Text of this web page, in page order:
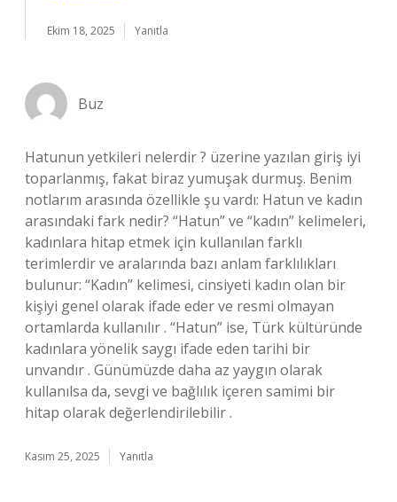
Ekim 18, 2025 Yanıtla
Buz
Hatunun yetkileri nelerdir ? üzerine yazılan giriş iyi
toparlanmış, fakat biraz yumuşak durmuş. Benim
notlarım arasında özellikle şu vardı: Hatun ve kadın
arasındaki fark nedir? “Hatun” ve “kadın” kelimeleri,
kadınlara hitap etmek için kullanılan farklı
terimlerdir ve aralarında bazı anlam farklılıkları
bulunur: “Kadın” kelimesi, cinsiyeti kadın olan bir
kişiyi genel olarak ifade eder ve resmi olmayan
ortamlarda kullanılır . “Hatun” ise, Türk kültüründe
kadınlara yönelik saygı ifade eden tarihi bir
unvandır . Günümüzde daha az yaygın olarak
kullanılsa da, sevgi ve bağlılık içeren samimi bir
hitap olarak değerlendirilebilir .
Kasım 25, 2025 Yanıtla